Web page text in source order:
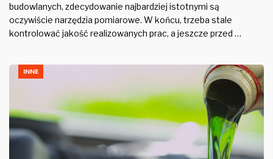
budowlanych, zdecydowanie najbardziej istotnymi są
oczywiście narzędzia pomiarowe. W końcu, trzeba stale
kontrolować jakość realizowanych prac, a jeszcze przed …
INNE